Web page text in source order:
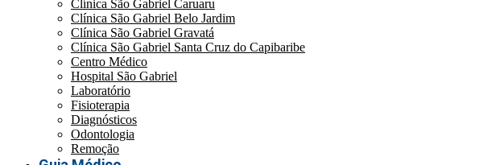
Clínica São Gabriel Caruaru
Clínica São Gabriel Belo Jardim
Clínica São Gabriel Gravatá
Clínica São Gabriel Santa Cruz do Capibaribe
Centro Médico
Hospital São Gabriel
Laboratório
Fisioterapia
Diagnósticos
Odontologia
Remoção